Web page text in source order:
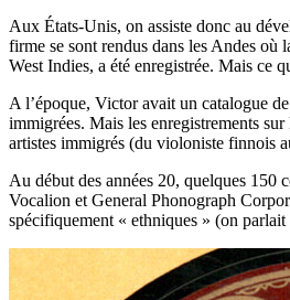
Aux États-Unis, on assiste donc au
firme se sont rendus dans les Andes où
West Indies, a été enregistrée. Mais ce
A l’époque, Victor avait un catalogue
immigrées. Mais les enregistrements
artistes immigrés (du violoniste finnois
Au début des années 20, quelques 150
Vocalion et General Phonograph
spécifiquement « ethniques » (on parlait